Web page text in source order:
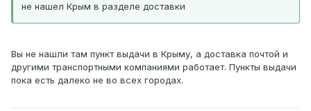
не нашел Крым в разделе доставки
Вы не нашли там пункт выдачи в Крыму, а доставка почтой и
другими транспортными компаниями работает. Пункты выдачи
пока есть далеко не во всех городах.